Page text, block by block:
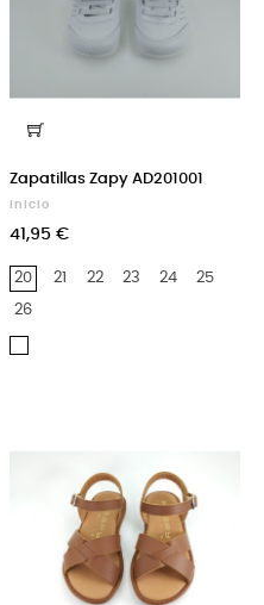
Zapatillas Zapy AD201001
Inicio
41,95 €
20 21 22 23 24 25
26